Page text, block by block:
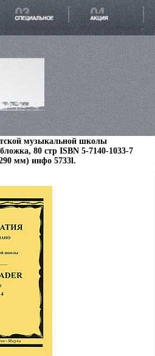
музыкальной школы
80 стр ISBN 5-7140-1033-7
мм) инфо 5733l.